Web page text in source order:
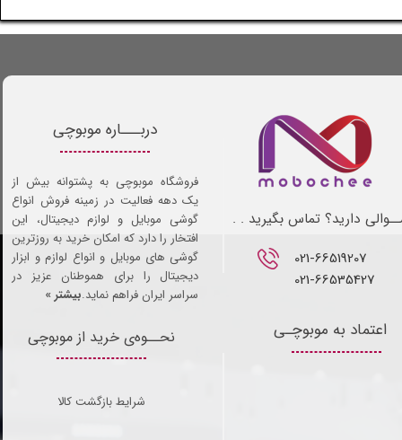
021-66519207​​​​​​​
021-66535427
دارید؟ تماس بگیرید . .
نحــوه‌ی خرید از موبوچی
شرایط بازگشت کالا
اعتماد به موبوچـی
دربـــاره موبوچی
فروشگاه موبوچی به پشتوانه بیش از
یک دهه فعالیت در زمینه فروش انواع
گوشی موبایل و لوازم دیجیتال، این
افتخار را دارد که امکان خرید به روزترین
گوشی های موبایل و انواع لوازم و ابزار
دیجیتال را برای هموطنان عزیز در
سراسر ایران فراهم نماید.بیشتر »